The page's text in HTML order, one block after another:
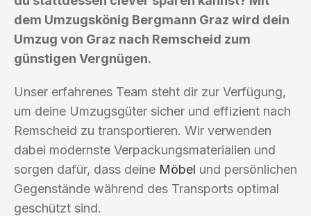
dem Umzugskönig Bergmann Graz wird dein
Umzug von Graz nach Remscheid zum
günstigen Vergnügen.
Unser erfahrenes Team steht dir zur Verfügung,
um deine Umzugsgüter sicher und effizient nach
Remscheid zu transportieren. Wir verwenden
dabei modernste Verpackungsmaterialien und
sorgen dafür, dass deine Möbel und persönlichen
Gegenstände während des Transports optimal
geschützt sind.